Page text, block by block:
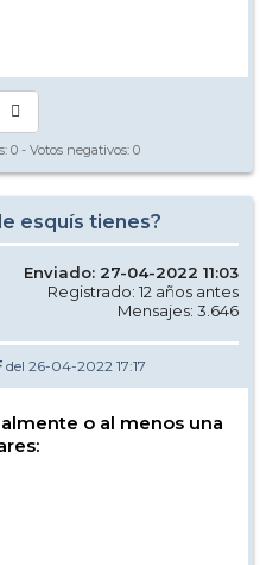
0 - Votos negativos: 0
esquís tienes?
Enviado: 27-04-2022 11:03
Registrado: 12 años antes
Mensajes: 3.646
del 26-04-2022 17:17
o al menos una